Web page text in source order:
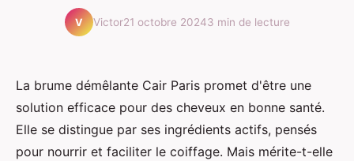
V Victor21 octobre 20243 min de lecture
La brume démêlante Cair Paris promet d'être une
solution efficace pour des cheveux en bonne santé.
Elle se distingue par ses ingrédients actifs, pensés
pour nourrir et faciliter le coiffage. Mais mérite-t-elle